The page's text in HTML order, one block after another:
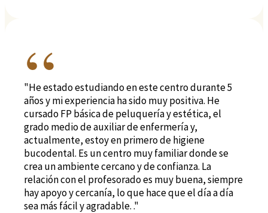
"He estado estudiando en este centro durante 5
años y mi experiencia ha sido muy positiva. He
cursado FP básica de peluquería y estética, el
grado medio de auxiliar de enfermería y,
actualmente, estoy en primero de higiene
bucodental. Es un centro muy familiar donde se
crea un ambiente cercano y de confianza. La
relación con el profesorado es muy buena, siempre
hay apoyo y cercanía, lo que hace que el día a día
sea más fácil y agradable. ."